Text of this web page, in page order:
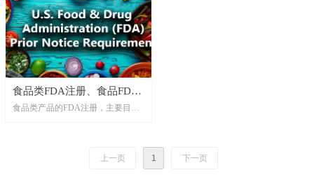
食品类FDA注册、食品FDA
注册、食品添加剂FDA注
食品类产品的FDA注册，主要目的
上一页 1 下一页